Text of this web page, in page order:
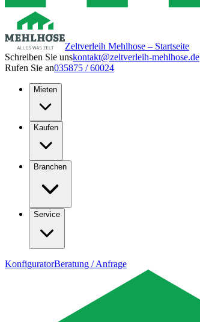
Zeltverleih Mehlhose – Startseite
Schreiben Sie unskontakt@zeltverleih-mehlhose.de
Rufen Sie an035875 / 60024
Mieten
Kaufen
Branchen
Service
KonfiguratorBeratung / Anfrage